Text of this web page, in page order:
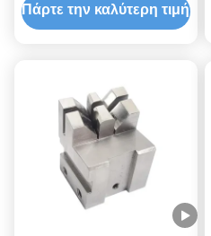
Πάρτε την καλύτερη τιμή